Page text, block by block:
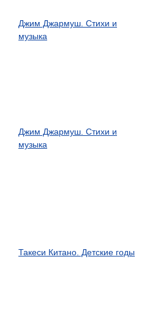
Джим Джармуш. Стихи и
музыка
Джим Джармуш. Стихи и
музыка
Такеси Китано. Детские годы